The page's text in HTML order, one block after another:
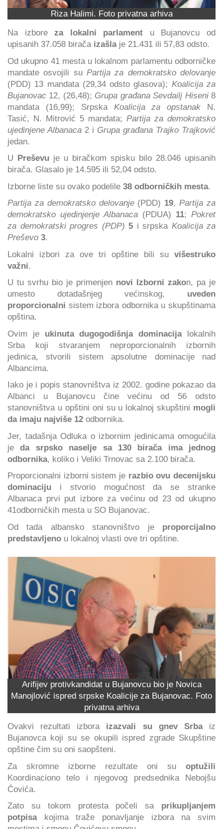
Riza Halimi. Foto privatna arhiva
Na izboreza lokalni parlament u Bujanovcu od
upisanih 37.058 birača izašlaje 21.431 ili 57,83 odsto.
Od ukupno 41 mesta u lokalnom parlamentu odborničke
mandate osvojili su Partija za demokratsko delovanje
(PDD) 13 mandata (29,34 odsto glasova); Koalicija za
Bujanovac 12, (26,48); Grupa građana Sevdailj Hiseni8
mandata (16,99); Srpska Koalicija za opstanak N.
Tasić, N. Mitrović 5 mandata; Partija za demokratsko
ujedinjene Albanaca 2 i Grupa građana Trajko Trajković
jedan.
U
Preševu je u biračkom spisku bilo 28.046 upisanih
birača. Glasalo je 14.595 ili 52,04 odsto.
Izborne liste su ovako podelile 38 odborničkih mesta.
Partija za demokratsko delovanje(PDD) 19,Partija za
demokratsko ujedinjenje Albanaca (PDUA) 11; Pokret
za demokratski progres (PDP) 5 i srpska Koalicija za
Preševo 3.
Lokalni izbori za ove tri opštine bili su višestruko
važni.
U tu svrhu bio je primenjen novi Izborni zakon, pa je
umesto dotadašnjeg većinskog, uveden
proporcionalni sistem izbora odbornika u skupštinama
opština.
Ovim je ukinuta dugogodišnja dominacijalokalnih
Srba koji stvaranjem neproporcionalnih izbornih
jedinica, stvorili sistem apsolutne dominacije nad
Albancima.
Iako je i popis stanovništva iz 2002. godine pokazao da
Albanci u Bujanovcu čine većinu od 56 odsto
stanovništva u opštini oni su u lokalnoj skupštini mogli
da imaju najviše 12 odbornika.
Jer, tadašnja Odluka o izbornim jedinicama omogućila
jeda srpsko naselje sa 130 birača ima jednog
odbornika, koliko i Veliki Trnovac sa 2.100 birača.
Proporcionalni izborni sistem je razbio ovu decenijsku
dominaciju i stvorio mogućnost da se stranke
Albanaca prvi put izbore za većinu od 23 od ukupno
41odborničkih mesta u SO Bujanovac.
Od tada albansko stanovništvo je proporcijalno
predstavljeno u lokalnoj vlasti ove tri opštine.
Arifijev protivkandidat u Bujanovcu bio je Novica
Manojlović ispred srpske Koalicije za Bujanovac. Foto
privatna arhiva
Ovakvi rezultati izbora izazvali su gnev Srbaiz
Bujanovca koji su se okupili ispred zgrade Skupštine
opštine čim su oni saopšteni.
Za skromne izborne rezultate oni su optužili
Koordinaciono telo i njegovog predsednika Nebojšu
Čovića.
Zato su tokom protesta počeli sa prikupljanjem
potpisa
kojima traže ponavljanje izbora na svim